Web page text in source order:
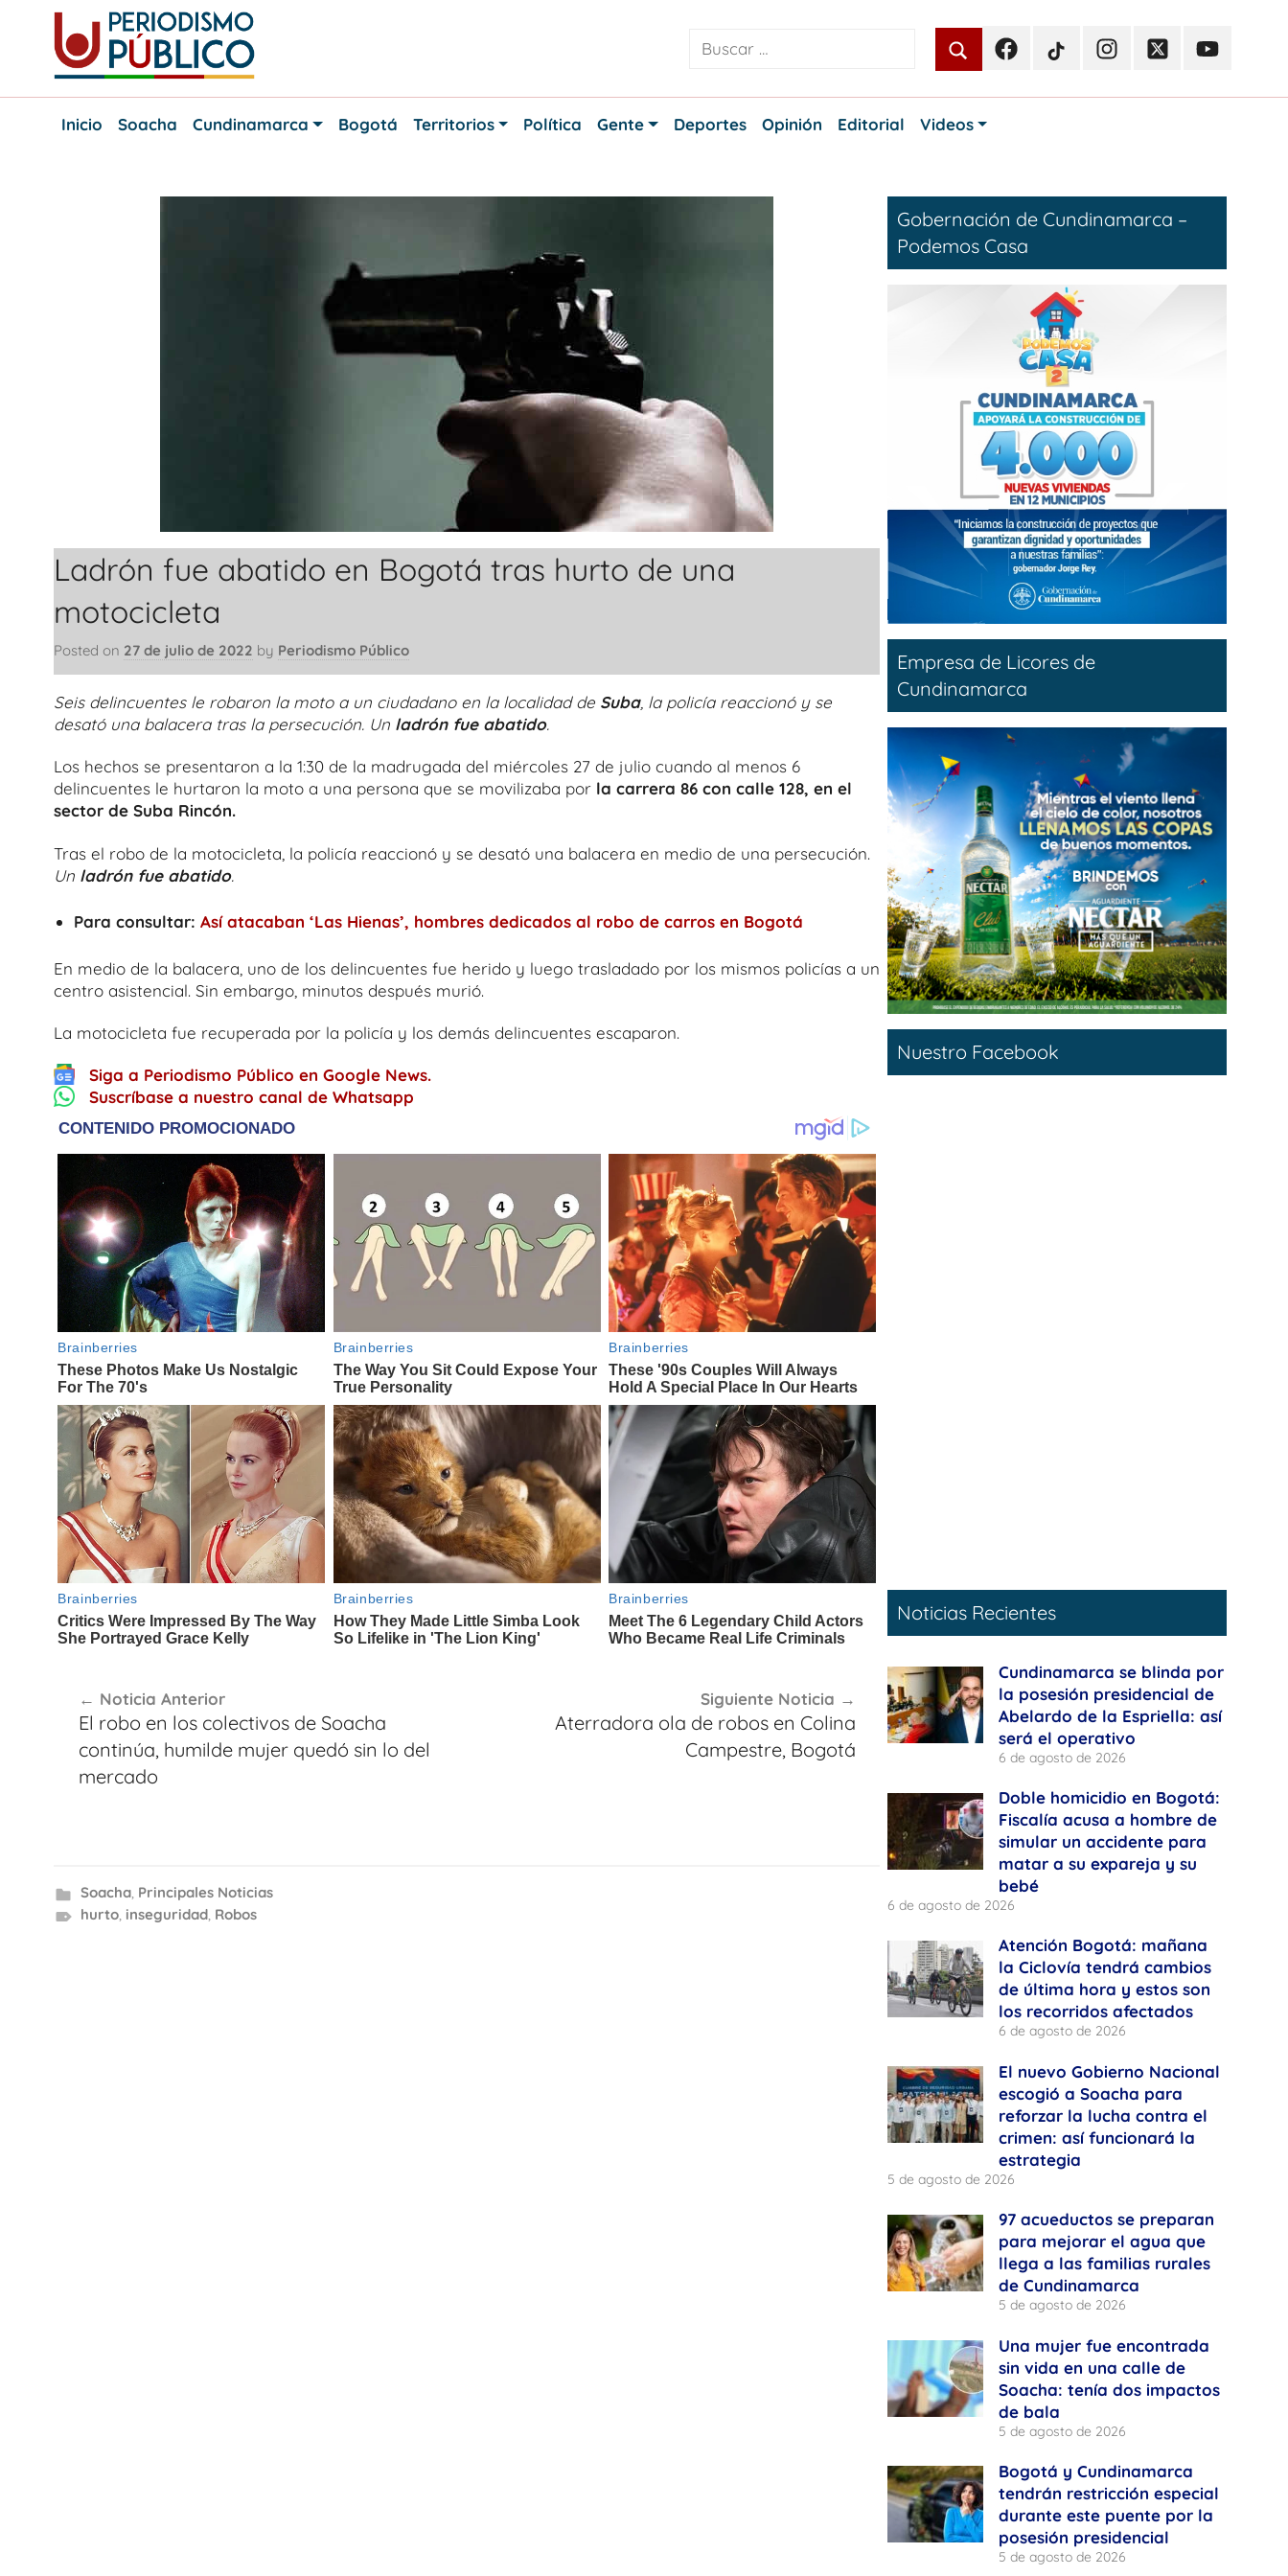
content
Periodismo
Noticias
FacebookTikTokInstagramTwitterYoutube
Inicio
Soacha Cundinamarca Bogotá Territorios Política Gente Deportes Opinión Editorial Videos
Ladrón fue abatido en Bogotá tras hurto de una
motocicleta
Posted on 27 de julio de 2022 by Periodismo Público
Seis delincuentes le robaron la moto a un ciudadano en la localidad de Suba, la policía reaccionó y se
desató una balacera tras la persecución. Un ladrón fue abatido.
Los hechos se presentaron a la 1:30 de la madrugada del miércoles 27 de julio cuando al menos 6
delincuentes le hurtaron la moto a una persona que se movilizaba por la carrera 86 con calle 128, en el
sector de Suba Rincón.
Tras el robo de la motocicleta, la policía reaccionó y se desató una balacera en medio de una persecución.
Un ladrón fue abatido.
Para consultar: Así atacaban ‘Las Hienas’, hombres dedicados al robo de carros en Bogotá
En medio de la balacera, uno de los delincuentes fue herido y luego trasladado por los mismos policías a un
centro asistencial. Sin embargo, minutos después murió.
La motocicleta fue recuperada por la policía y los demás delincuentes escaparon.
Siga a Periodismo Público en Google News.
Suscríbase a nuestro canal de Whatsapp
de
entradas
Noticia Anterior
El robo en los colectivos de Soacha
continúa, humilde mujer quedó sin lo del
mercado
Siguiente Noticia
Aterradora ola de robos en Colina
Campestre, Bogotá
Soacha, Principales Noticias
hurto, inseguridad, Robos
Gobernación de Cundinamarca –
Podemos Casa
Empresa de Licores de
Cundinamarca
Nuestro Facebook
Noticias Recientes
Cundinamarca se blinda por
la posesión presidencial de
Abelardo de la Espriella: así
será el operativo
6 de agosto de 2026
Doble homicidio en Bogotá:
Fiscalía acusa a hombre de
simular un accidente para
matar a su expareja y su
bebé
6 de agosto de 2026
Atención Bogotá: mañana
la Ciclovía tendrá cambios
de última hora y estos son
los recorridos afectados
6 de agosto de 2026
El nuevo Gobierno Nacional
escogió a Soacha para
reforzar la lucha contra el
crimen: así funcionará la
estrategia
5 de agosto de 2026
97 acueductos se preparan
para mejorar el agua que
llega a las familias rurales
de Cundinamarca
5 de agosto de 2026
Una mujer fue encontrada
sin vida en una calle de
Soacha: tenía dos impactos
de bala
5 de agosto de 2026
Bogotá y Cundinamarca
tendrán restricción especial
durante este puente por la
posesión presidencial
5 de agosto de 2026